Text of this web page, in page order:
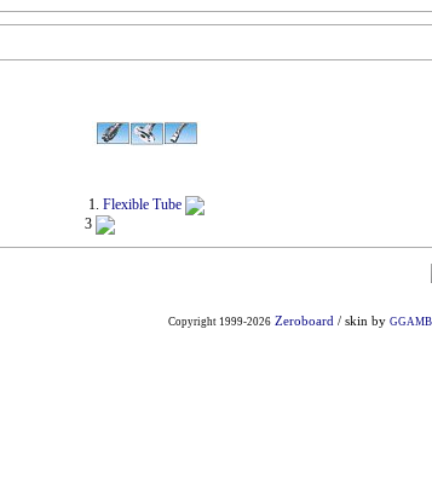
1. Flexible Tube
3
Copyright 1999-2026 Zeroboard / skin by